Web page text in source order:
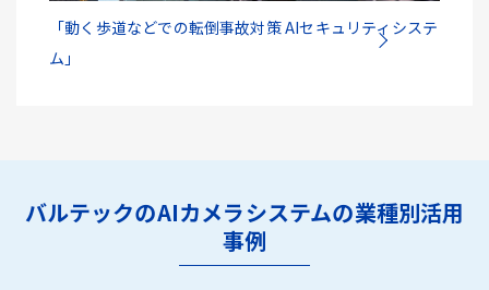
「動く歩道などでの転倒事故対策 AIセキュリティシステ
ム」
バルテックのAIカメラシステムの業種別活用
事例